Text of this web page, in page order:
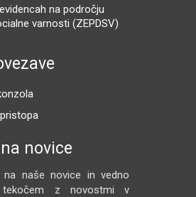
na področju
varnosti (ZEPDSV)
novice
na naše novice in vedno
z novostmi v